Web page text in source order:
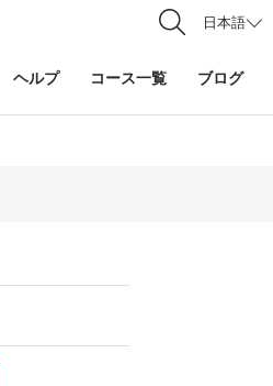
日本語
ヘルプ コース一覧 ブログ